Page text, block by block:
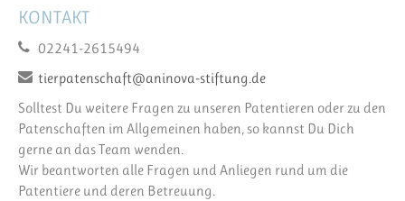
KONTAKT
02241-2615494
tierpatenschaft@aninova-stiftung.de
Solltest Du weitere Fragen zu unseren Patentieren oder zu den
Patenschaften im Allgemeinen haben, so kannst Du Dich
gerne an das Team wenden.
Wir beantworten alle Fragen und Anliegen rund um die
Patentiere und deren Betreuung.